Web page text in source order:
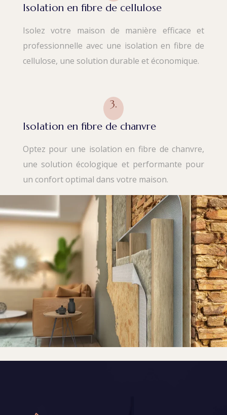
Isolation en fibre de cellulose
Isolez votre maison de manière efficace et
professionnelle avec une isolation en fibre de
cellulose, une solution durable et économique.
3.
Isolation en fibre de chanvre
Optez pour une isolation en fibre de chanvre,
une solution écologique et performante pour
un confort optimal dans votre maison.